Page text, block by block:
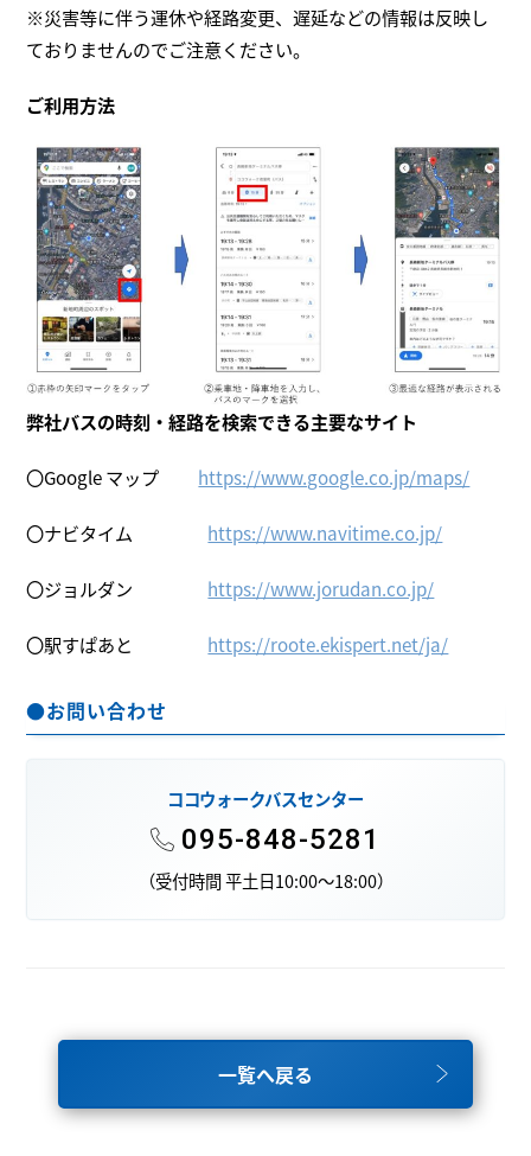
※災害等に伴う運休や経路変更、遅延などの情報は反映し
ておりませんのでご注意ください。
ご利用方法
弊社バスの時刻・経路を検索できる主要なサイト
〇Google マップ https://www.google.co.jp/maps/
〇ナビタイム https://www.navitime.co.jp/
〇ジョルダン https://www.jorudan.co.jp/
〇駅すぱあと https://roote.ekispert.net/ja/
●お問い合わせ
ココウォークバスセンター
095-848-5281
（受付時間 平土日10:00～18:00）
一覧へ戻る